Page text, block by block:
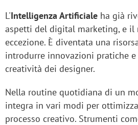
L'Intelligenza Artificiale ha già
aspetti del digital marketing, e
eccezione. È diventata una
introdurre innovazioni pratiche
creatività dei designer.
Nella routine quotidiana di un
integra in vari modi per
processo creativo. Strumenti